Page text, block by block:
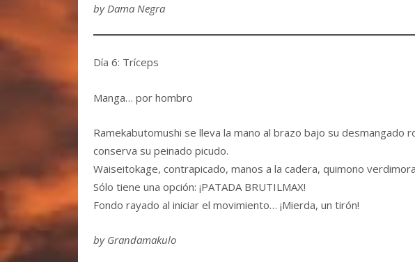
by Dama Negra
Día 6: Tríceps
Manga… por hombro
Ramekabutomushi se lleva la mano al brazo bajo su desmangado
conserva su peinado picudo.
Waiseitokage, contrapicado, manos a la cadera, quimono
Sólo tiene una opción: ¡PATADA BRUTILMAX!
Fondo rayado al iniciar el movimiento… ¡Mierda, un tirón!
by Grandamakulo